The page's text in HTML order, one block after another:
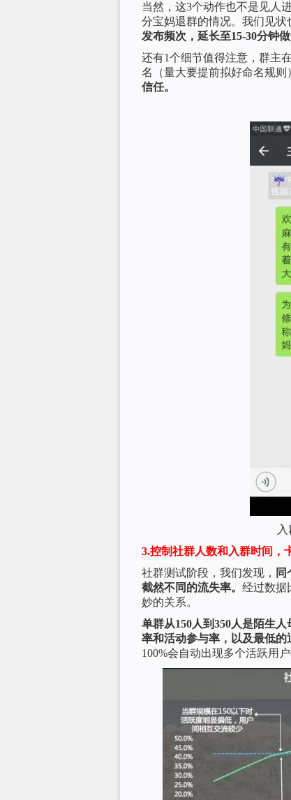
当然，这3个动作也不是见人
分宝妈退群的情况。我们见状
发布频次，延长至15-30分钟
还有1个细节值得注意，群主
名（量大要提前拟好命名规则
信任。
3.控制社群人数和入群时间，
社群测试阶段，我们发现， 同
截然不同的流失率。 经过数据
妙的关系。
单群从150人到350人是陌生
率和活动参与率，以及最低的
100%会自动出现多个活跃用